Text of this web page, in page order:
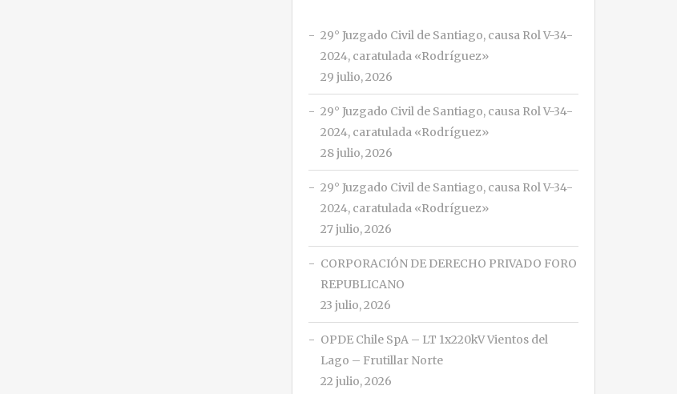
29° Juzgado Civil de Santiago, causa Rol V-34-
2024, caratulada «Rodríguez»
29 julio, 2026
29° Juzgado Civil de Santiago, causa Rol V-34-
2024, caratulada «Rodríguez»
28 julio, 2026
29° Juzgado Civil de Santiago, causa Rol V-34-
2024, caratulada «Rodríguez»
27 julio, 2026
CORPORACIÓN DE DERECHO PRIVADO FORO
REPUBLICANO
23 julio, 2026
OPDE Chile SpA – LT 1x220kV Vientos del
Lago – Frutillar Norte
22 julio, 2026